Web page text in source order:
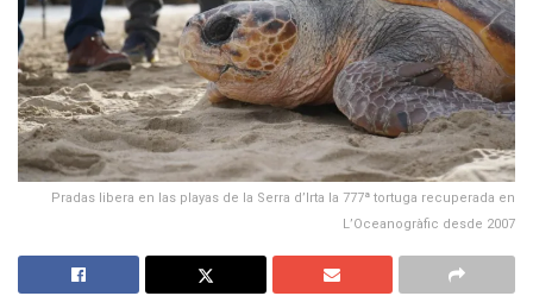
Pradas libera en las playas de la Serra d’Irta la 777ª tortuga recuperada en
L’Oceanogràfic desde 2007